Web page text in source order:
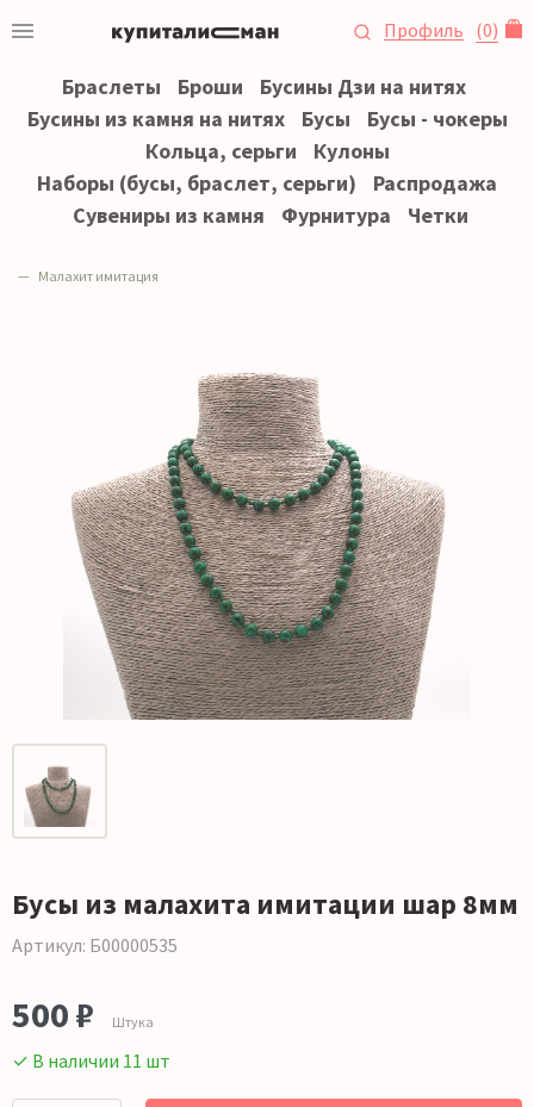
Профиль (0)
Браслеты Броши
Бусины Дзи на нитях
Бусины из камня на нитях
Бусы
Бусы - чокеры
Кольца, серьги
Кулоны
Наборы (бусы, браслет, серьги)
Распродажа
Сувениры из камня
Фурнитура Четки
Малахит имитация
Бусы из малахита имитации шар 8мм
Артикул: Б00000535
500 ₽ Штука
✓ В наличии 11 шт